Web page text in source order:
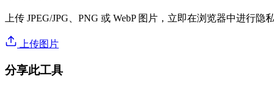
上传 JPEG/JPG、PNG 或 WebP 图片，立即在浏览器中进行隐
上传图片
分享此工具